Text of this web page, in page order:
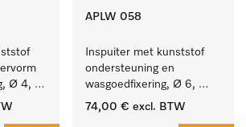
Ø 4,
APLW 058
Inspuiter met kunststof
ondersteuning en
wasgoedfixering, Ø 6,
lengte 135 mm.
74,00 € excl. BTW